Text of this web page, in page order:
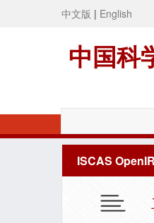
中文版 | English
中国科
ISCAS OpenIR